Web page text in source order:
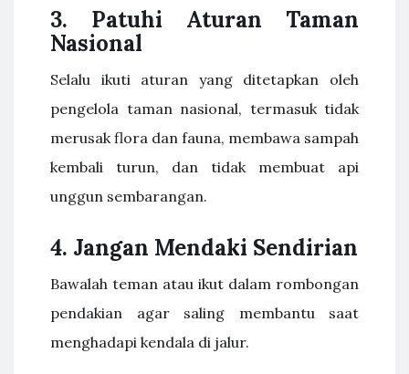
3. Patuhi Aturan Taman
Nasional
Selalu ikuti aturan yang ditetapkan oleh
pengelola taman nasional, termasuk tidak
merusak flora dan fauna, membawa sampah
kembali turun, dan tidak membuat api
unggun sembarangan.
4. Jangan Mendaki Sendirian
Bawalah teman atau ikut dalam rombongan
pendakian agar saling membantu saat
menghadapi kendala di jalur.